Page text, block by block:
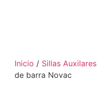
Inicio / Sillas Auxilares
de barra Novac